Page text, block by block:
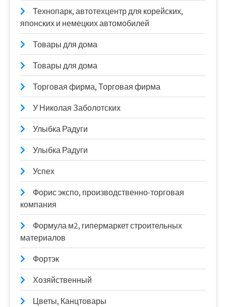
Технопарк, автотехцентр для корейских,
японских и немецких автомобилей
Товары для дома
Товары для дома
Торговая фирма, Торговая фирма
У Николая Заболотских
Улыбка Радуги
Улыбка Радуги
Успех
Форис экспо, производственно-торговая
компания
Формула м2, гипермаркет строительных
материалов
Фортэк
Хозяйственный
Цветы, Канцтовары